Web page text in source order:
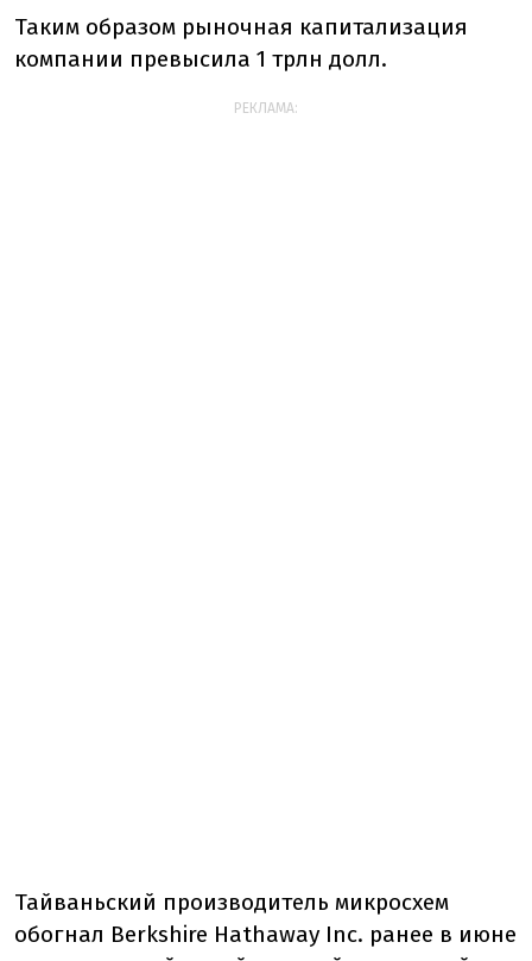
Таким образом рыночная капитализация
компании превысила 1 трлн долл.
РЕКЛАМА:
Тайваньский производитель микросхем
обогнал Berkshire Hathaway Inc. ранее в июне